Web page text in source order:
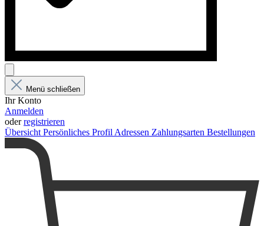
Menü schließen
Ihr Konto
Anmelden
oderregistrieren
Übersicht Persönliches Profil Adressen Zahlungsarten Bestellungen